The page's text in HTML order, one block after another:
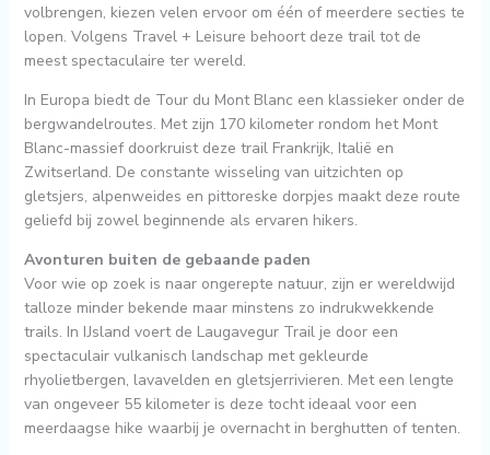
volbrengen, kiezen velen ervoor om één of meerdere secties te
lopen. Volgens Travel + Leisure behoort deze trail tot de
meest spectaculaire ter wereld.
In Europa biedt de Tour du Mont Blanc een klassieker onder de
bergwandelroutes. Met zijn 170 kilometer rondom het Mont
Blanc-massief doorkruist deze trail Frankrijk, Italië en
Zwitserland. De constante wisseling van uitzichten op
gletsjers, alpenweides en pittoreske dorpjes maakt deze route
geliefd bij zowel beginnende als ervaren hikers.
Avonturen buiten de gebaande paden
Voor wie op zoek is naar ongerepte natuur, zijn er wereldwijd
talloze minder bekende maar minstens zo indrukwekkende
trails. In IJsland voert de Laugavegur Trail je door een
spectaculair vulkanisch landschap met gekleurde
rhyolietbergen, lavavelden en gletsjerrivieren. Met een lengte
van ongeveer 55 kilometer is deze tocht ideaal voor een
meerdaagse hike waarbij je overnacht in berghutten of tenten.